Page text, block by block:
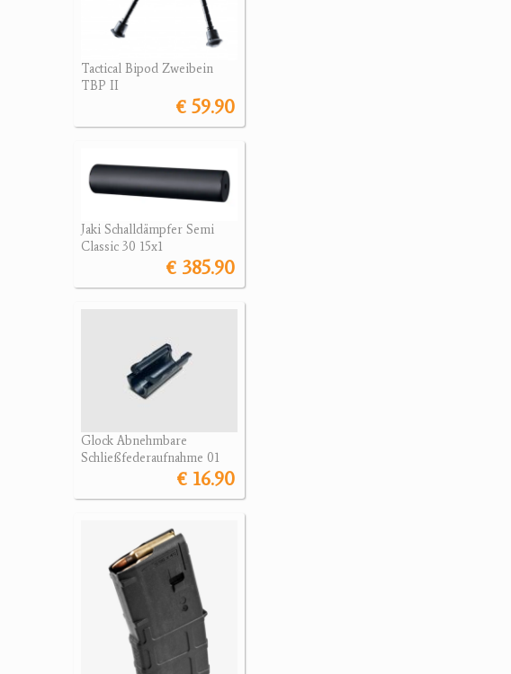
Tactical Bipod Zweibein
TBP II
€ 59.90
Jaki Schalldämpfer Semi
Classic 30 15x1
€ 385.90
Glock Abnehmbare
Schließfederaufnahme 01
€ 16.90